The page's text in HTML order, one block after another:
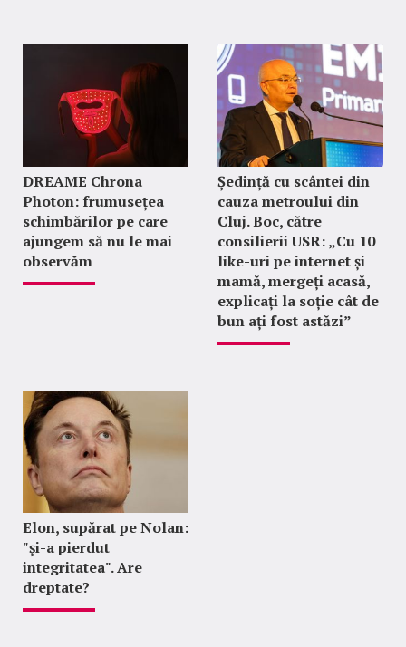
DREAME Chrona
Photon: frumusețea
schimbărilor pe care
ajungem să nu le mai
observăm
Ședință cu scântei din
cauza metroului din
Cluj. Boc, către
consilierii USR: „Cu 10
like-uri pe internet și
mamă, mergeți acasă,
explicați la soție cât de
bun ați fost astăzi”
Elon, supărat pe Nolan:
"şi-a pierdut
integritatea". Are
dreptate?